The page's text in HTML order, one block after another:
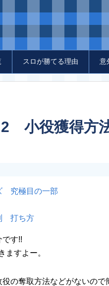
スロが勝てる理由 意
2 小役獲得方
です!!
ますよー。
の奪取方法などがないので